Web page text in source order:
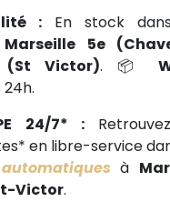
: En stock
Marseille 5e
(St Victor). 📦
24h.
24/7* :
en libre-service
à
Victor.